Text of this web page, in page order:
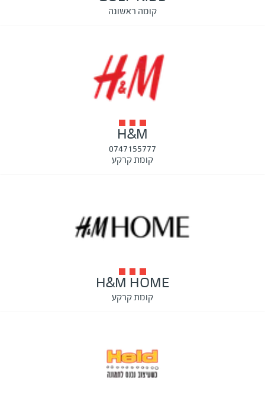
קומה ראשונה
H&M
0747155777
קומת קרקע
H&M HOME
קומת קרקע